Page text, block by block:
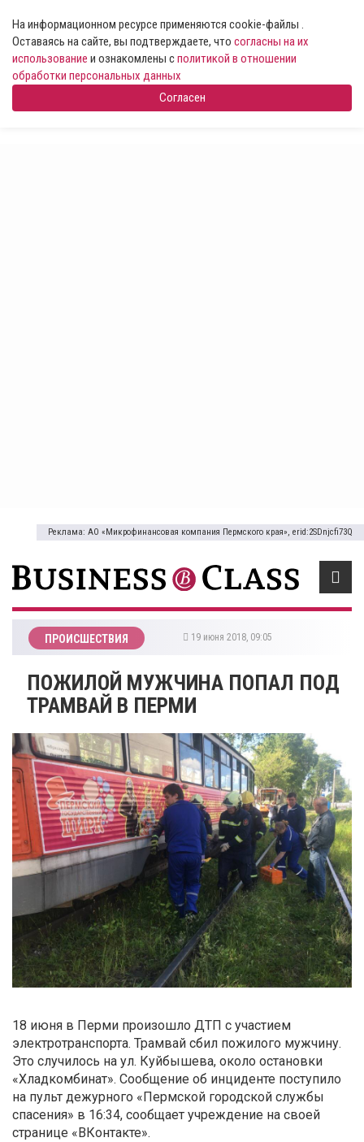
На информационном ресурсе применяются cookie-файлы .
Оставаясь на сайте, вы подтверждаете, что согласны на их
использование и ознакомлены сполитикой в отношении
обработки персональных данных
Согласен
Реклама: АО «Микрофинансовая компания Пермского края», erid:2SDnjcfi73Q
ПРОИСШЕСТВИЯ 19 июня 2018, 09:05
ПОЖИЛОЙ МУЖЧИНА ПОПАЛ ПОД
ТРАМВАЙ В ПЕРМИ
18 июня в Перми произошло ДТП с участием
электротранспорта. Трамвай сбил пожилого мужчину.
Это случилось на ул. Куйбышева, около остановки
«Хладкомбинат». Сообщение об инциденте поступило
на пульт дежурного «Пермской городской службы
спасения» в 16:34, сообщает учреждение на своей
странице «ВКонтакте».